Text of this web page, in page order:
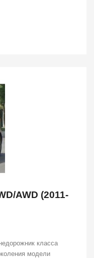
AWD (2011-
класса
модели